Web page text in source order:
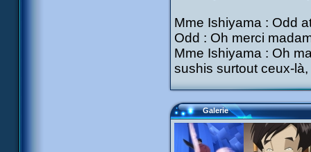
Mme Ishiyama : Odd
Odd : Oh merci
Mme Ishiyama : Oh
sushis surtout ceux-
Galerie